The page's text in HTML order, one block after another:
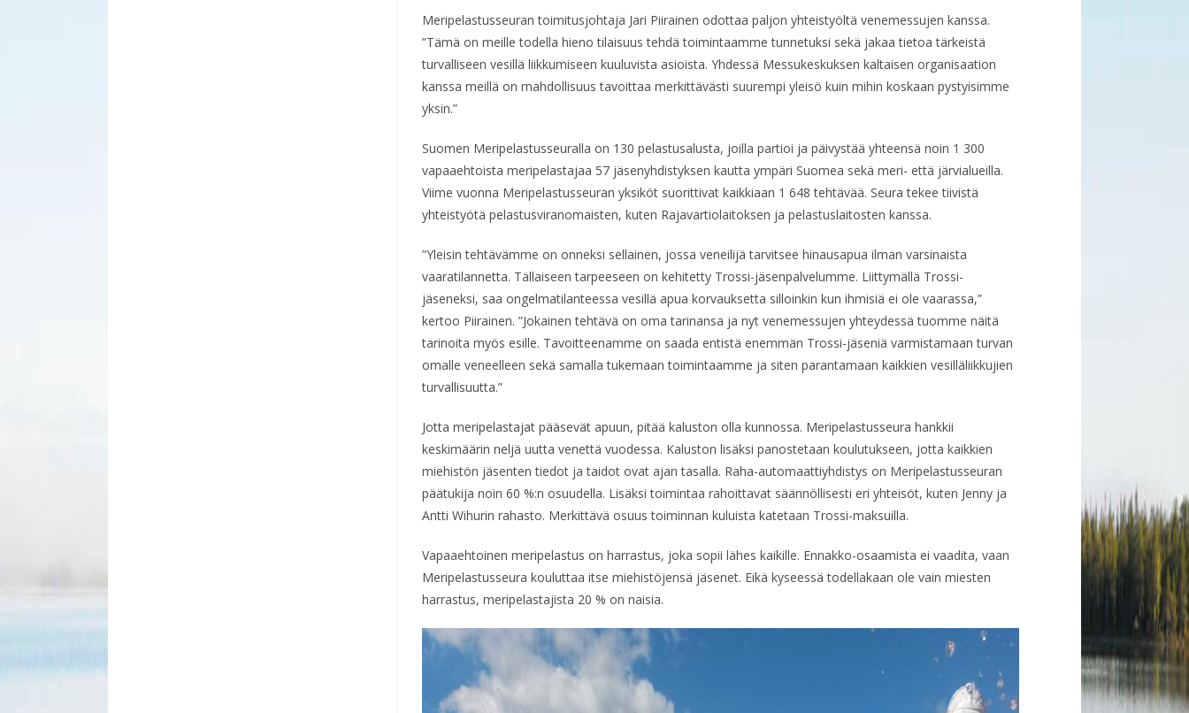
Meripelastusseuran toimitusjohtaja Jari Piirainen odottaa paljon yhteistyöltä venemessujen kanssa.
”Tämä on meille todella hieno tilaisuus tehdä toimintaamme tunnetuksi sekä jakaa tietoa tärkeistä
turvalliseen vesillä liikkumiseen kuuluvista asioista. Yhdessä Messukeskuksen kaltaisen organisaation
kanssa meillä on mahdollisuus tavoittaa merkittävästi suurempi yleisö kuin mihin koskaan pystyisimme
yksin.”
Suomen Meripelastusseuralla on 130 pelastusalusta, joilla partioi ja päivystää yhteensä noin 1 300
vapaaehtoista meripelastajaa 57 jäsenyhdistyksen kautta ympäri Suomea sekä meri- että järvialueilla.
Viime vuonna Meripelastusseuran yksiköt suorittivat kaikkiaan 1 648 tehtävää. Seura tekee tiivistä
yhteistyötä pelastusviranomaisten, kuten Rajavartiolaitoksen ja pelastuslaitosten kanssa.
”Yleisin tehtävämme on onneksi sellainen, jossa veneilijä tarvitsee hinausapua ilman varsinaista
vaaratilannetta. Tällaiseen tarpeeseen on kehitetty Trossi-jäsenpalvelumme. Liittymällä Trossi-
jäseneksi, saa ongelmatilanteessa vesillä apua korvauksetta silloinkin kun ihmisiä ei ole vaarassa,”
kertoo Piirainen. ”Jokainen tehtävä on oma tarinansa ja nyt venemessujen yhteydessä tuomme näitä
tarinoita myös esille. Tavoitteenamme on saada entistä enemmän Trossi-jäseniä varmistamaan turvan
omalle veneelleen sekä samalla tukemaan toimintaamme ja siten parantamaan kaikkien vesilläliikkujien
turvallisuutta.”
Jotta meripelastajat pääsevät apuun, pitää kaluston olla kunnossa. Meripelastusseura hankkii
keskimäärin neljä uutta venettä vuodessa. Kaluston lisäksi panostetaan koulutukseen, jotta kaikkien
miehistön jäsenten tiedot ja taidot ovat ajan tasalla. Raha-automaattiyhdistys on Meripelastusseuran
päätukija noin 60 %:n osuudella. Lisäksi toimintaa rahoittavat säännöllisesti eri yhteisöt, kuten Jenny ja
Antti Wihurin rahasto. Merkittävä osuus toiminnan kuluista katetaan Trossi-maksuilla.
Vapaaehtoinen meripelastus on harrastus, joka sopii lähes kaikille. Ennakko-osaamista ei vaadita, vaan
Meripelastusseura kouluttaa itse miehistöjensä jäsenet. Eikä kyseessä todellakaan ole vain miesten
harrastus, meripelastajista 20 % on naisia.